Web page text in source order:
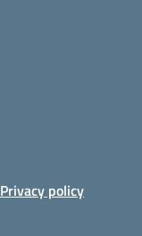
Privacy policy